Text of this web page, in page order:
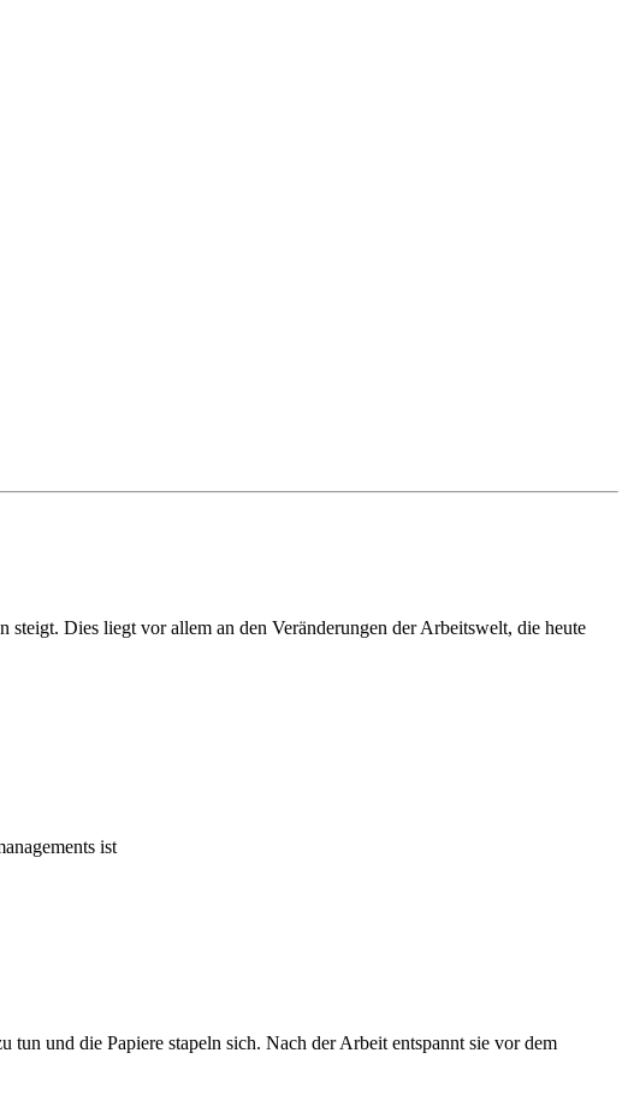
Dies liegt vor allem an den Veränderungen der Arbeitswelt, die heute
ist
und die Papiere stapeln sich. Nach der Arbeit entspannt sie vor dem